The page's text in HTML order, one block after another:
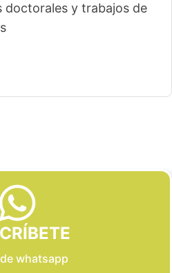
doctorales y trabajos de
whatsapp